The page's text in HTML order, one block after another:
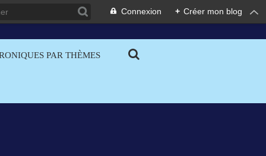
Connexion + Créer mon blog
PAR THÈMES